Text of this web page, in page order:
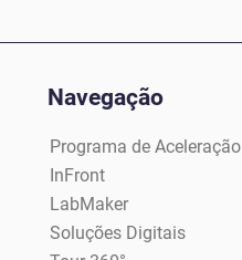
Navegação
Programa de Aceleração
InFront
LabMaker
Soluções Digitais